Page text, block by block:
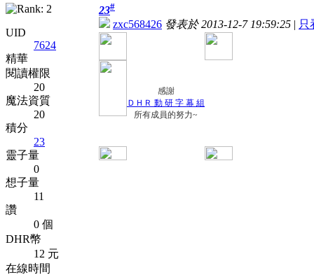
UID
7624
精華
閱讀權限
20
魔法資質
20
積分
23
靈子量
0
想子量
11
讚
0 個
DHR幣
12 元
在線時間
23#
zxc568426 發表於 2013-12-7 19:59:25 | 只
感謝
ＤＨＲ 動 研 字 幕 組
所有成員的努力~